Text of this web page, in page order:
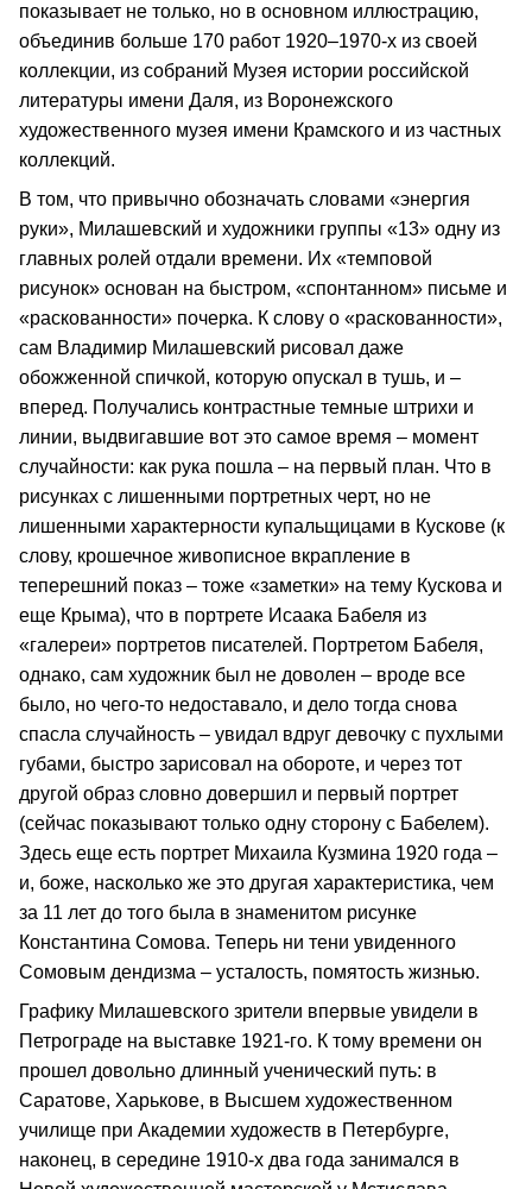
показывает не только, но в основном иллюстрацию,
объединив больше 170 работ 1920–1970-х из своей
коллекции, из собраний Музея истории российской
литературы имени Даля, из Воронежского
художественного музея имени Крамского и из частных
коллекций.
В том, что привычно обозначать словами «энергия
руки», Милашевский и художники группы «13» одну из
главных ролей отдали времени. Их «темповой
рисунок» основан на быстром, «спонтанном» письме и
«раскованности» почерка. К слову о «раскованности»,
сам Владимир Милашевский рисовал даже
обожженной спичкой, которую опускал в тушь, и –
вперед. Получались контрастные темные штрихи и
линии, выдвигавшие вот это самое время – момент
случайности: как рука пошла – на первый план. Что в
рисунках с лишенными портретных черт, но не
лишенными характерности купальщицами в Кускове (к
слову, крошечное живописное вкрапление в
теперешний показ – тоже «заметки» на тему Кускова и
еще Крыма), что в портрете Исаака Бабеля из
«галереи» портретов писателей. Портретом Бабеля,
однако, сам художник был не доволен – вроде все
было, но чего-то недоставало, и дело тогда снова
спасла случайность – увидал вдруг девочку с пухлыми
губами, быстро зарисовал на обороте, и через тот
другой образ словно довершил и первый портрет
(сейчас показывают только одну сторону с Бабелем).
Здесь еще есть портрет Михаила Кузмина 1920 года –
и, боже, насколько же это другая характеристика, чем
за 11 лет до того была в знаменитом рисунке
Константина Сомова. Теперь ни тени увиденного
Сомовым дендизма – усталость, помятость жизнью.
Графику Милашевского зрители впервые увидели в
Петрограде на выставке 1921-го. К тому времени он
прошел довольно длинный ученический путь: в
Саратове, Харькове, в Высшем художественном
училище при Академии художеств в Петербурге,
наконец, в середине 1910-х два года занимался в